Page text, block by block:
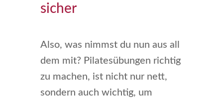
sicher
Also, was nimmst du nun aus all
dem mit? Pilatesübungen richtig
zu machen, ist nicht nur nett,
sondern auch wichtig, um